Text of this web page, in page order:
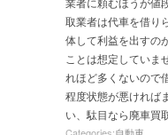
取業者は代車を借り
体して利益を出すの
ことは想定していま
れほど多くないので
程度状態が悪ければ
い、駄目なら廃車買